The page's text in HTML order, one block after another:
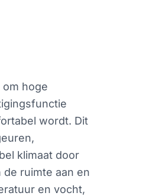
hoge
wordt. Dit
klimaat door
ruimte aan en
en vocht,